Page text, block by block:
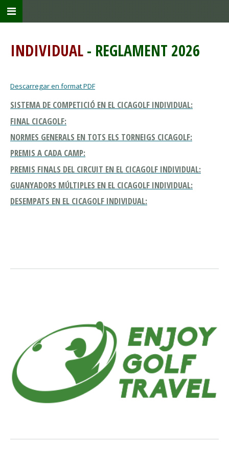
INDIVIDUAL- REGLAMENT 2026
Descarregar en format PDF
SISTEMA DE COMPETICIÓ EN EL CICAGOLF INDIVIDUAL:
FINAL CICAGOLF:
NORMES GENERALS EN TOTS ELS TORNEIGS CICAGOLF:
PREMIS A CADA CAMP:
PREMIS FINALS DEL CIRCUIT EN EL CICAGOLF INDIVIDUAL:
GUANYADORS MÚLTIPLES EN EL CICAGOLF INDIVIDUAL:
DESEMPATS EN EL CICAGOLF INDIVIDUAL: